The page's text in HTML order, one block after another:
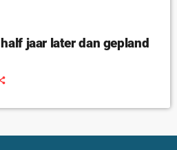
jaar later dan gepland